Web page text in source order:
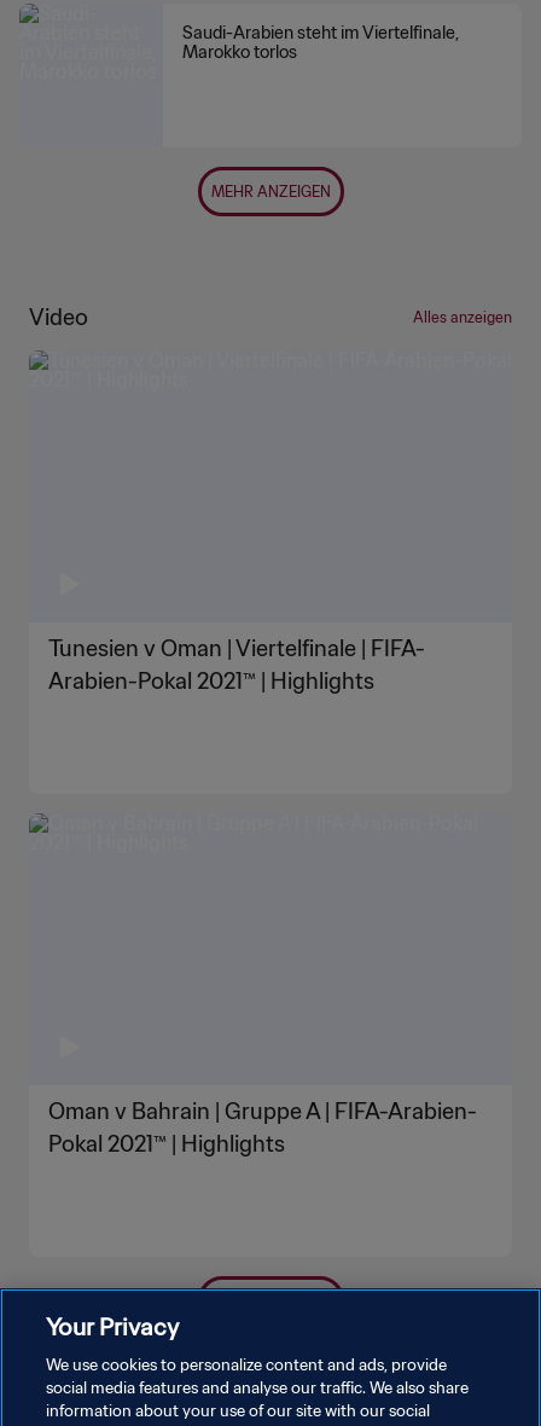
Saudi-Arabien steht im Viertelfinale,
Marokko torlos
MEHR ANZEIGEN
Video Alles anzeigen
Tunesien v Oman | Viertelfinale | FIFA-
Arabien-Pokal 2021™ | Highlights
Oman v Bahrain | Gruppe A | FIFA-Arabien-
Pokal 2021™ | Highlights
Your Privacy
We use cookies to personalize content and ads, provide
social media features and analyse our traffic. We also share
information about your use of our site with our social